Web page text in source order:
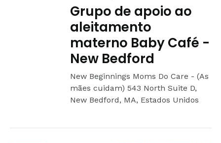
Grupo de apoio ao
aleitamento
materno Baby Café -
New Bedford
New Beginnings Moms Do Care - (As
mães cuidam) 543 North Suite D,
New Bedford, MA, Estados Unidos